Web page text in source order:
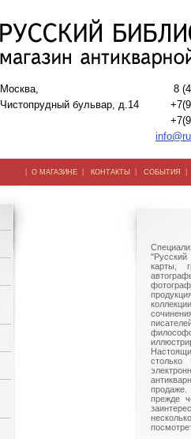
Москва,
Чистопрудный бульвар, д.14
8
| О МАГАЗИНЕ | КОНТАКТЫ | СОБЫТИЯ
"Русский
карты,
столько
прежде